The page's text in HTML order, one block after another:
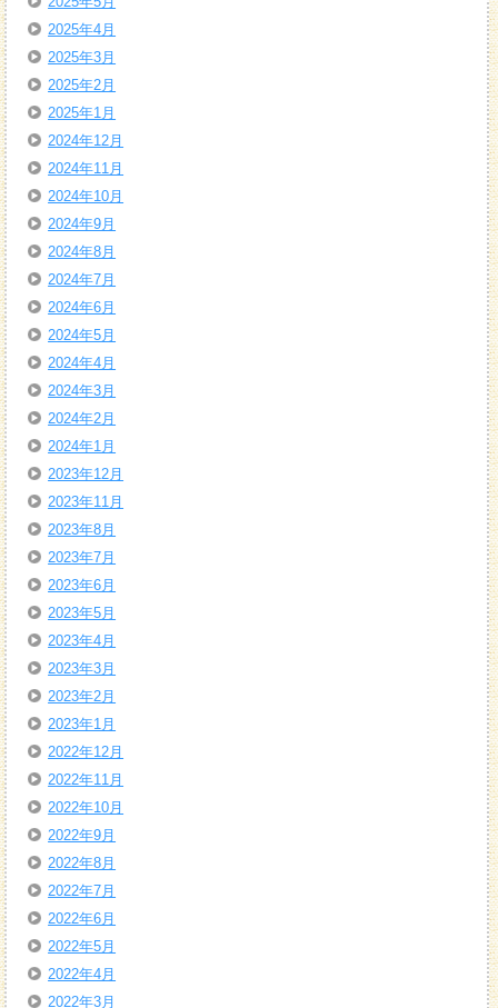
2025年4月
2025年3月
2025年2月
2025年1月
2024年12月
2024年11月
2024年10月
2024年9月
2024年8月
2024年7月
2024年6月
2024年5月
2024年4月
2024年3月
2024年2月
2024年1月
2023年12月
2023年11月
2023年8月
2023年7月
2023年6月
2023年5月
2023年4月
2023年3月
2023年2月
2023年1月
2022年12月
2022年11月
2022年10月
2022年9月
2022年8月
2022年7月
2022年6月
2022年5月
2022年4月
2022年3月